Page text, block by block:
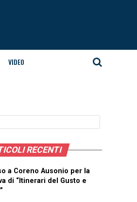
VIDEO
RECENTI
a Coreno Ausonio per la
di “Itinerari del Gusto e